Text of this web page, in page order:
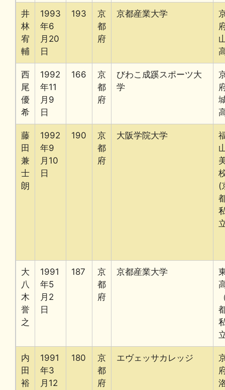
井
林
宥
輔
1993
年6
月20
日
193
京
都
府
京都産業大学
西
尾
優
希
1992
年11
月9
日
166
京
都
府
びわこ成蹊スポーツ大
学
藤
田
兼
士
朗
1992
年9
月10
日
190
京
都
府
大阪学院大学
(
大
八
木
誉
之
1991
年5
月2
日
187
京
都
府
京都産業大学
内
田
裕
1991
年3
月12
180
京
都
府
エヴェッサカレッジ